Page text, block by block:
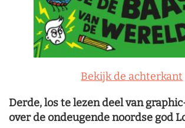
Bekijk de achterkant
Derde, los te lezen deel van
over de ondeugende noordse god